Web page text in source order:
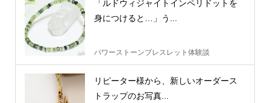
「ルドウィジャイトインペリドットを
身につけると…」う...
パワーストーンブレスレット体験談
リピーター様から、新しいオーダース
トラップのお写真...